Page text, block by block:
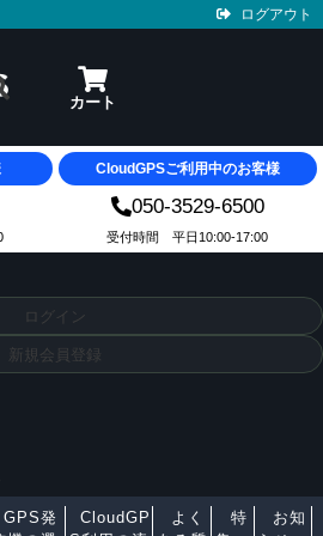
ログアウト
CloudGPSご利用中のお客様
050-3529-6500
受付時間 平日10:00-17:00
ログイン
新規会員登録
GPS発
CloudGP
よく
特
お知